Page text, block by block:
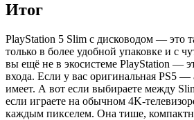
Итог
PlayStation 5 Slim с дисководом — это
только в более удобной упаковке и с
вы ещё не в экосистеме PlayStation —
входа. Если у вас оригинальная PS5
имеет. А вот если выбираете между
если играете на обычном 4K-
каждым пикселем. Она тише,